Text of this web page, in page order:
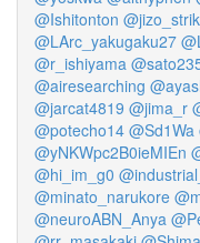
@Ishitonton
@LArc_yakugaku27
@r_ishiyama
@airesearching
@jarcat4819 @jima_r
@potecho14 @Sd1Wa
@yNKWpc2B0ieMIEn
@hi_im_g0
@minato_narukore
@neuroABN_Anya